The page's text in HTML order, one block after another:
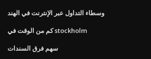
وسطاء التداول عبر الإنترنت في الهند
كم من الوقت في stockholm
سهم فرق السندات